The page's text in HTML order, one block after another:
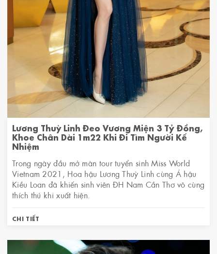
Lương Thuỳ Linh Đeo Vương Miện 3 Tỷ Đồng,
Khoe Chân Dài 1m22 Khi Đi Tìm Người Kế
Nhiệm
Trong ngày đầu mở màn tour tuyển sinh Miss World
Vietnam 2021, Hoa hậu Lương Thuỳ Linh cùng Á hậu
Kiều Loan đã khiến sinh viên ĐH Nam Cần Thơ vô cùng
thích thú khi xuất hiện.
CHI TIẾT